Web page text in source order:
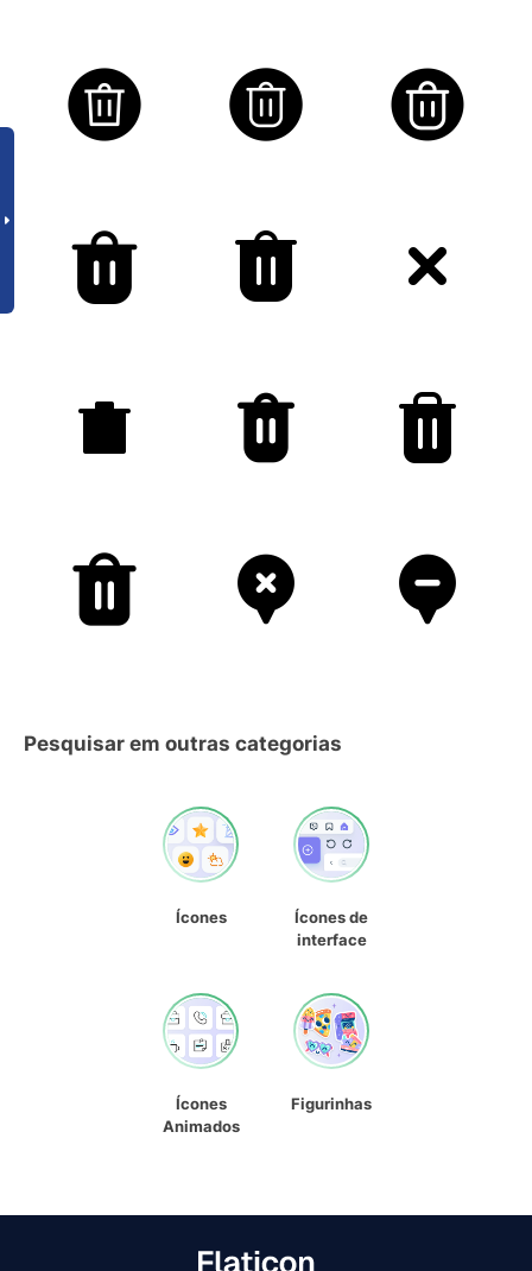
Pesquisar em outras categorias
Ícones
Ícones de
interface
Ícones
Animados
Figurinhas